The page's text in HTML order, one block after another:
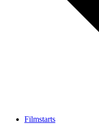
Filmstarts